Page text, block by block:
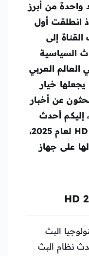
الحدث 2025، تعد واحدة من أبرز
إذ انطلقت أول
وتهدف القناة إلى
السياسية
العالم العربي
خيار
عن أخبار
إليكم أحدث
ترددات قناة الحدث بجودة HD لعام 2025،
على جهاز
البث
نظام البث